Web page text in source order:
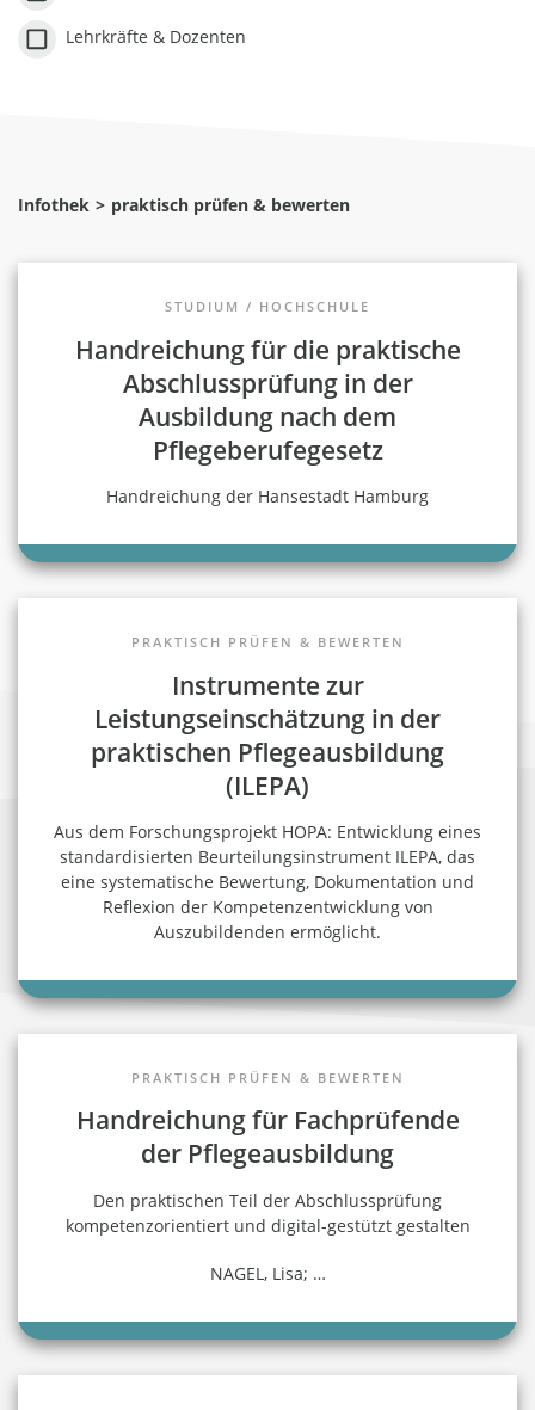
Lehrkräfte & Dozenten
Infothek praktisch prüfen & bewerten
STUDIUM / HOCHSCHULE
Handreichung für die praktische
Abschlussprüfung in der
Ausbildung nach dem
Pflegeberufegesetz
Handreichung der Hansestadt Hamburg
PRAKTISCH PRÜFEN & BEWERTEN
Instrumente zur
Leistungseinschätzung in der
praktischen Pflegeausbildung
(ILEPA)
Aus dem Forschungsprojekt HOPA: Entwicklung eines
standardisierten Beurteilungsinstrument ILEPA, das
eine systematische Bewertung, Dokumentation und
Reflexion der Kompetenzentwicklung von
Auszubildenden ermöglicht.
PRAKTISCH PRÜFEN & BEWERTEN
Handreichung für Fachprüfende
der Pflegeausbildung
Den praktischen Teil der Abschlussprüfung
kompetenzorientiert und digital-gestützt gestalten
NAGEL, Lisa; …